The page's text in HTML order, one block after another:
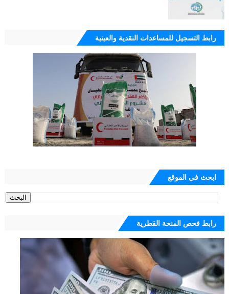
رابط التسجيل للمساعدات النقدية والعينية
ابحث في الموقع
رابط فحص المنحة القطرية